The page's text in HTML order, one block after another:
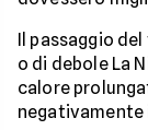
Il passaggio
o di debole La
calore